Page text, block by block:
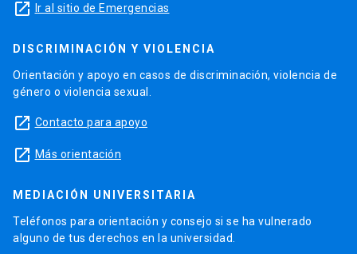
launch Ir al sitio de Emergencias
DISCRIMINACIÓN Y VIOLENCIA
Orientación y apoyo en casos de discriminación, violencia de
género o violencia sexual.
launch Contacto para apoyo
launch Más orientación
MEDIACIÓN UNIVERSITARIA
Teléfonos para orientación y consejo si se ha vulnerado
alguno de tus derechos en la universidad.